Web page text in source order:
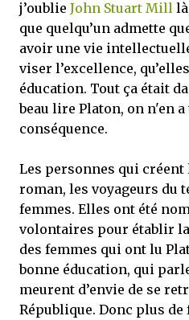
j’oublie John Stuart Mill
que quelqu’un admette
avoir une vie
viser l’excellence,
éducation. Tout ça était
beau lire Platon, on n'en
conséquence.
Les personnes qui créent
roman, les voyageurs du
femmes. Elles ont été
volontaires pour établir
des femmes qui ont lu
bonne éducation, qui
meurent d’envie de se
République. Donc plus de